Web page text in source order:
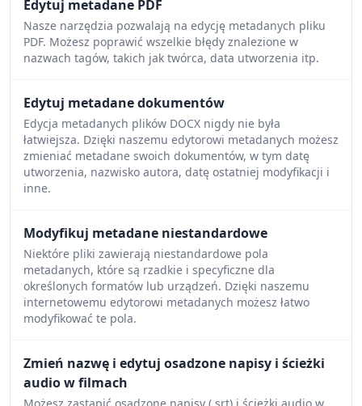
Edytuj metadane PDF
Nasze narzędzia pozwalają na edycję metadanych pliku
PDF. Możesz poprawić wszelkie błędy znalezione w
nazwach tagów, takich jak twórca, data utworzenia itp.
Edytuj metadane dokumentów
Edycja metadanych plików DOCX nigdy nie była
łatwiejsza. Dzięki naszemu edytorowi metadanych możesz
zmieniać metadane swoich dokumentów, w tym datę
utworzenia, nazwisko autora, datę ostatniej modyfikacji i
inne.
Modyfikuj metadane niestandardowe
Niektóre pliki zawierają niestandardowe pola
metadanych, które są rzadkie i specyficzne dla
określonych formatów lub urządzeń. Dzięki naszemu
internetowemu edytorowi metadanych możesz łatwo
modyfikować te pola.
Zmień nazwę i edytuj osadzone napisy i ścieżki
audio w filmach